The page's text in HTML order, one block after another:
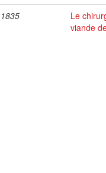
1835
Le
viande